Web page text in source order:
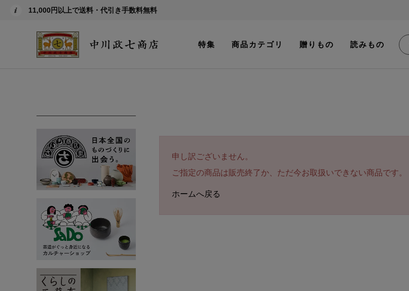
11,000円以上で送料・代引き手数料無料
特集 商品カテゴリ 贈りもの 読みもの
申し訳ございません。
ご指定の商品は販売終了か、ただ今お取扱いできない商品です。
ホームへ戻る